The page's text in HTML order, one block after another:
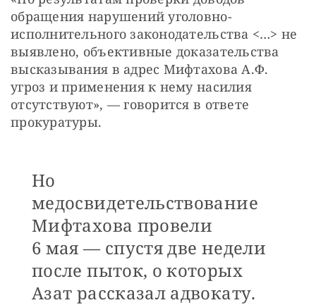
обращения нарушений уголовно-
исполнительного законодательства <…> не
выявлено, объективные доказательства
высказывания в адрес Мифтахова А.Ф.
угроз и применения к нему насилия
отсутствуют», — говорится в ответе
прокуратуры.
Но
медосвидетельствование
Мифтахова провели
6 мая — спустя две недели
после пыток, о которых
Азат рассказал адвокату.